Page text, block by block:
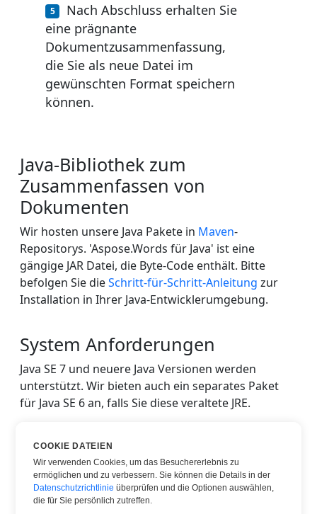
Nach Abschluss erhalten Sie
eine prägnante
Dokumentzusammenfassung,
die Sie als neue Datei im
gewünschten Format speichern
können.
Java-Bibliothek zum
Zusammenfassen von
Dokumenten
Wir hosten unsere Java Pakete in Maven-
Repositorys. 'Aspose.Words für Java' ist eine
gängige JAR Datei, die Byte-Code enthält. Bitte
befolgen Sie dieSchritt-für-Schritt-Anleitung zur
Installation in Ihrer Java-Entwicklerumgebung.
System Anforderungen
Java SE 7 und neuere Java Versionen werden
unterstützt. Wir bieten auch ein separates Paket
für Java SE 6 an, falls Sie diese veraltete JRE.
läuft auf allen Betriebssystemen mit JVM
Implementierung, einschließlich Microsoft
Windows, Linux, macOS, Android und iOS.
COOKIE DATEIEN
Wir verwenden Cookies, um das Besuchererlebnis zu
ermöglichen und zu verbessern. Sie können die Details in der
Datenschutzrichtlinie überprüfen und die Optionen auswählen,
die für Sie persönlich zutreffen.